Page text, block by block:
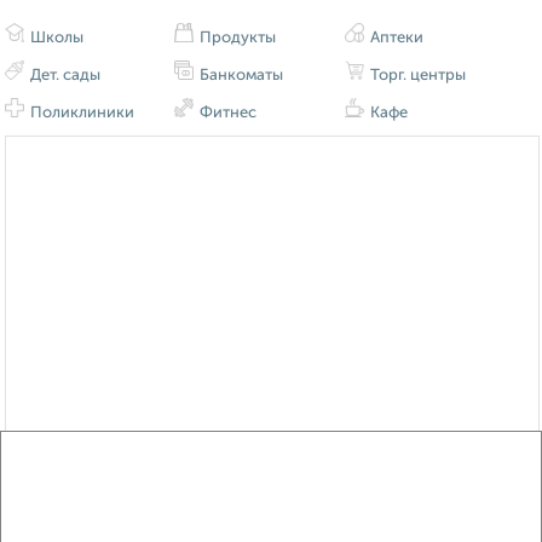
Школы
Дет. сады
Поликлиники
Продукты
Банкоматы
Фитнес
Аптеки
Торг. центры
Кафе